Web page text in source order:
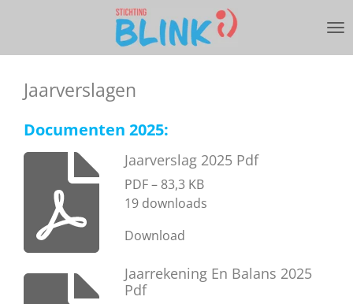
naar
hoofdinhoud
Jaarverslagen
Documenten 2025:
Jaarverslag 2025 Pdf
PDF – 83,3 KB
19 downloads
Download
Jaarrekening En Balans 2025
Pdf